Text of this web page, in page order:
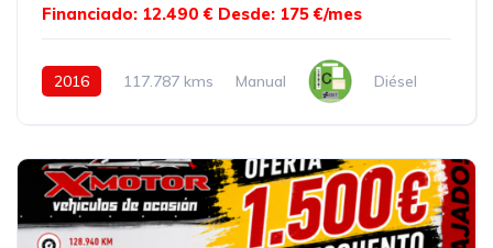
Financiado: 12.490 € Desde: 175 €/mes
2016 117.787 kms Manual Diésel